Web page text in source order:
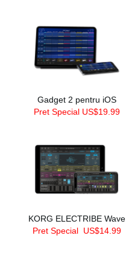
Gadget 2 pentru iOS
Pret Special US$19.99
KORG ELECTRIBE Wave
Pret Special US$14.99